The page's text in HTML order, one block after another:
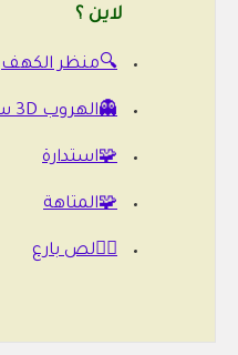
لاين ؟
🔍منظر الكهف
👻الهروب 3D سبرونكي
🧩استدارة
🧩المتاهة
🕵️‍♂️لص بارع